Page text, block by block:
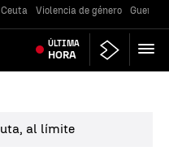
Violencia de género Guerra
ÚLTIMA
HORA
al límite